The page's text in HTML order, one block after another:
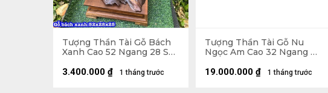
Tượng Thần Tài Gỗ Bách
Xanh Cao 52 Ngang 28 Sâu
1 tháng trước
3.400.000 ₫
Tượng Thần Tài Gỗ Nu
Ngọc Am Cao 32 Ngang 63
1 tháng trước
19.000.000 ₫